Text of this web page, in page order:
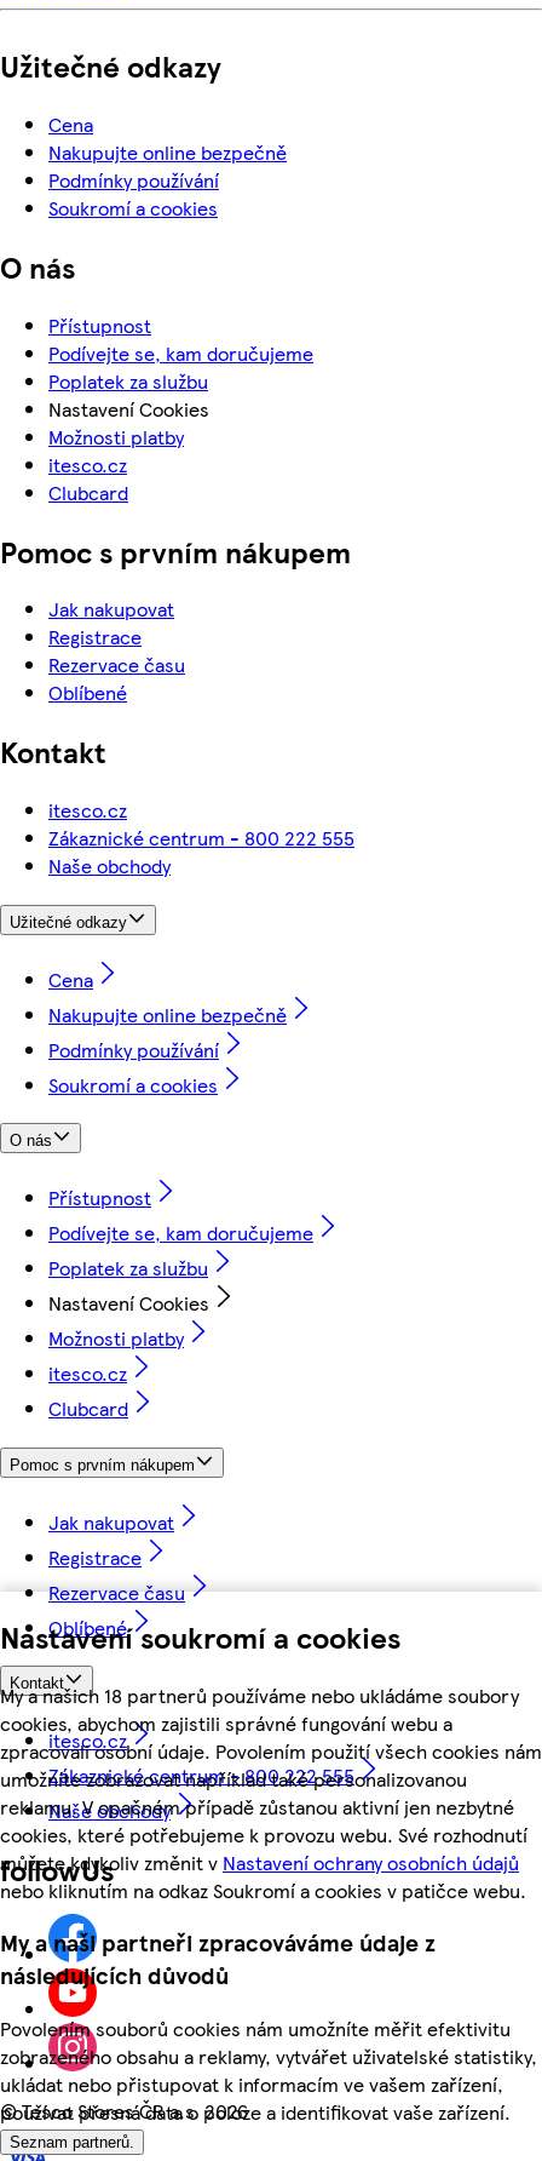
Nastavení soukromí a cookies
My a našich 18 partnerů používáme nebo ukládáme soubory
cookies, abychom zajistili správné fungování webu a
zpracovali osobní údaje. Povolením použití všech cookies nám
umožníte zobrazovat například také personalizovanou
reklamu. V opačném případě zůstanou aktivní jen nezbytné
cookies, které potřebujeme k provozu webu. Své rozhodnutí
můžete kdykoliv změnit v Nastavení ochrany osobních údajů
nebo kliknutím na odkaz Soukromí a cookies v patičce webu.
My a naši partneři zpracováváme údaje z
následujících důvodů
Povolením souborů cookies nám umožníte měřit efektivitu
zobrazeného obsahu a reklamy, vytvářet uživatelské statistiky,
ukládat nebo přistupovat k informacím ve vašem zařízení,
používat přesná data o poloze a identifikovat vaše zařízení.
Seznam partnerů.
Užitečné odkazy
Cena
Nakupujte online bezpečně
Podmínky používání
Soukromí a cookies
O nás
Přístupnost
Podívejte se, kam doručujeme
Poplatek za službu
Nastavení Cookies
Možnosti platby
itesco.cz
Clubcard
Pomoc s prvním nákupem
Jak nakupovat
Registrace
Rezervace času
Oblíbené
Kontakt
itesco.cz
Zákaznické centrum - 800 222 555
Naše obchody
Užitečné odkazy
Cena
Nakupujte online bezpečně
Podmínky používání
Soukromí a cookies
O nás
Přístupnost
Podívejte se, kam doručujeme
Poplatek za službu
Nastavení Cookies
Možnosti platby
itesco.cz
Clubcard
Pomoc s prvním nákupem
Jak nakupovat
Registrace
Rezervace času
Oblíbené
Kontakt
itesco.cz
Zákaznické centrum - 800 222 555
Naše obchody
followUs
©Tesco Stores ČR a.s. 2026